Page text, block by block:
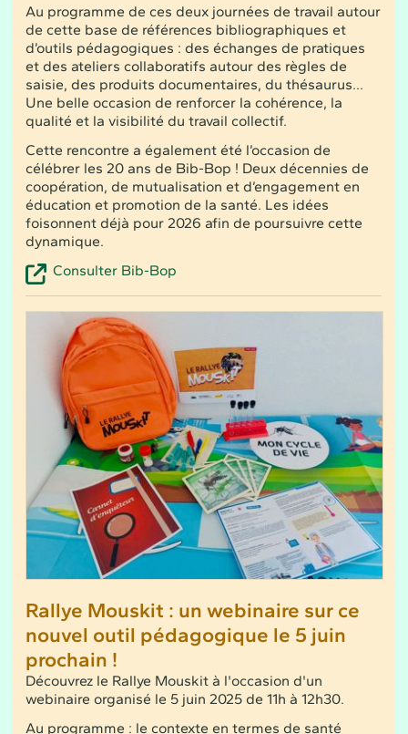
Au programme de ces deux journées de travail autour
de cette base de références bibliographiques et
d’outils pédagogiques : des échanges de pratiques
et des ateliers collaboratifs autour des règles de
saisie, des produits documentaires, du thésaurus...
Une belle occasion de renforcer la cohérence, la
qualité et la visibilité du travail collectif.
Cette rencontre a également été l’occasion de
célébrer les 20 ans de Bib-Bop ! Deux décennies de
coopération, de mutualisation et d’engagement en
éducation et promotion de la santé. Les idées
foisonnent déjà pour 2026 afin de poursuivre cette
dynamique.
Consulter Bib-Bop
Rallye Mouskit : un webinaire sur ce
nouvel outil pédagogique le 5 juin
prochain !
Découvrez le Rallye Mouskit à l'occasion d'un
webinaire organisé le 5 juin 2025 de 11h à 12h30.
Au programme : le contexte en termes de santé